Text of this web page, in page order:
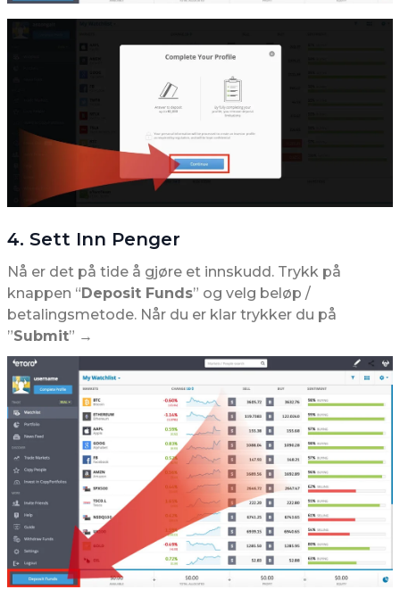
4. Sett Inn Penger
Nå er det på tide å gjøre et innskudd. Trykk på
knappen “Deposit Funds” og velg beløp /
betalingsmetode. Når du er klar trykker du på
”Submit” →